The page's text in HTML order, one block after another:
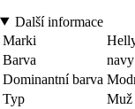
Další informace
Marki
Barva
navy
Dominantní barva
Typ
Muž